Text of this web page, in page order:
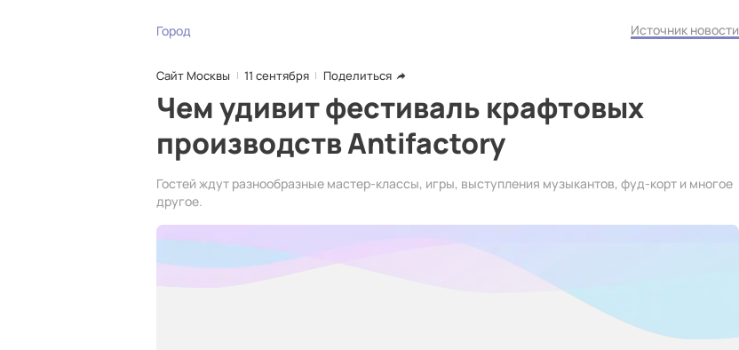
Город Источник новости
Сайт Москвы 11 сентября Поделиться
Чем удивит фестиваль крафтовых
производств Antifactory
Гостей ждут разнообразные мастер-классы, игры, выступления музыкантов, фуд-корт и многое
другое.